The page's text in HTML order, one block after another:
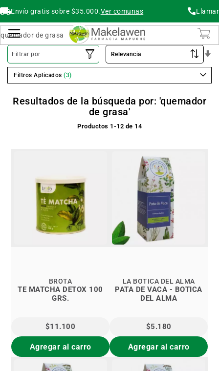
Envío gratis sobre $35.000.Ver comunas Llamar
Resultados de la búsqueda por: 'quemador
de grasa'
Productos 1 -12 de 14
TE MATCHA DETOX 100
GRS.
BROTA
$11.100
Agregar al carro
PATA DE VACA - BOTICA
DEL ALMA
LA BOTICA DEL ALMA
$5.180
Agregar al carro
Filtrar por
Filtros Aplicados